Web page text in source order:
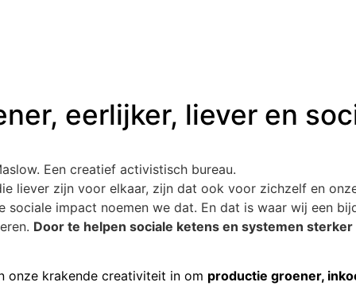
eerlijker, liever en
Een creatief activistisch bureau.
liever zijn voor elkaar, zijn dat ook voor zichzelf en
sociale impact noemen we dat. En dat is waar wij een
Door te helpen sociale ketens en systemen sterker
onze krakende creativiteit in om productie groener,